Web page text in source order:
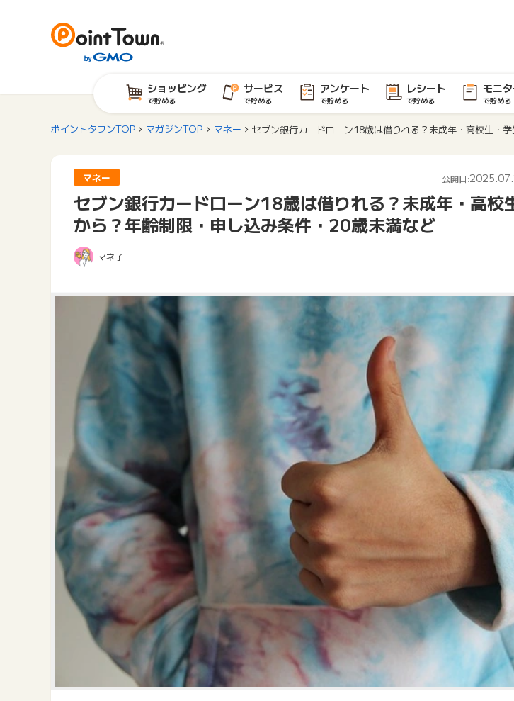
ショッピング
で貯める
サービス
で貯める
アンケート
で貯める
レシート
で貯める
モニ
で貯める
ポイントタウンTOP マガジンTOP マネー セブン銀行カードローン18歳は借りれる？未成年・高校生・
マネー 公開日:
セブン銀行カードローン18歳は借りれる？未成年・高校
から？年齢制限・申し込み条件・20歳未満など
マネ子